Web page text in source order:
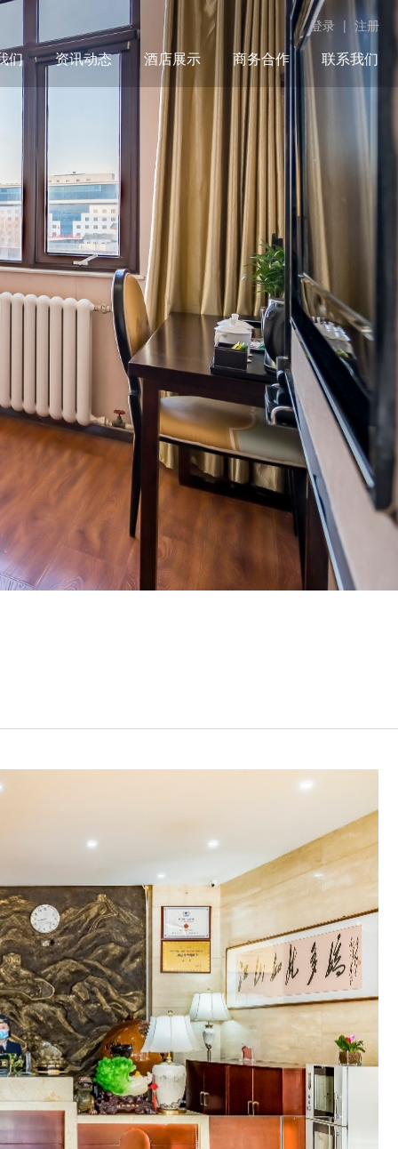
登录 | 注册
们 资讯动态 酒店展示 商务合作 联系我们